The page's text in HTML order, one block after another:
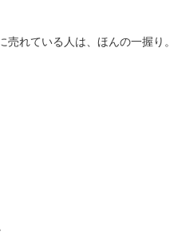
売れている人は、ほんの一握り。